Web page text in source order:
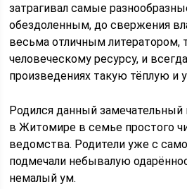
затрагивал самые
обездоленным, до свержения
весьма отличным литератором,
человеческому ресурсу, и
произведениях такую тёплую и
Родился данный замечательный
в Житомире в семье простого
ведомства. Родители уже с
подмечали небывалую
немалый ум.